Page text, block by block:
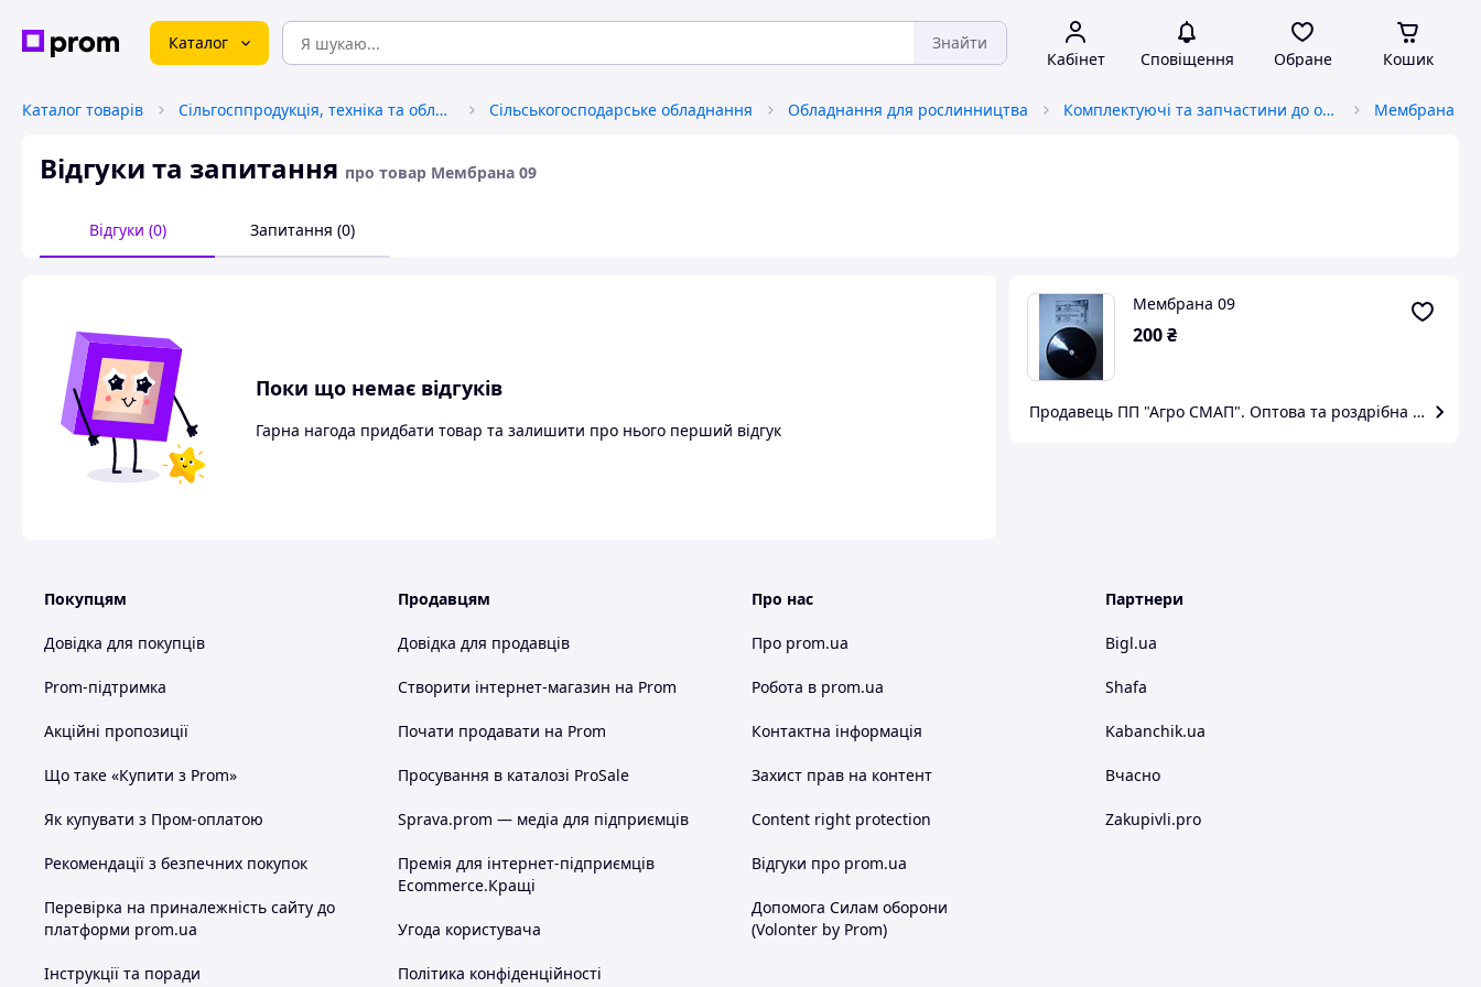
Каталог Знайти
Кабінет Сповіщення Обране Кошик
Каталог товарів Сільгосппродукція, техніка та обладнання Сільськогосподарське обладнання Обладнання для рослинництва Комплектуючі та запчастини до обприскувачів Мембрана 09
Відгуки та запитання про товар Мембрана 09
Відгуки (0) Запитання (0)
Поки що немає відгуків
Гарна нагода придбати товар та залишити про нього перший відгук
Мембрана 09
200₴
Продавець ПП "Агро СМАП". Оптова та роздрібна торгівля
Покупцям
Довідка для покупців
Prom-підтримка
Акційні пропозиції
Що таке «Купити з Prom»
Як купувати з Пром-оплатою
Рекомендації з безпечних покупок
Перевірка на приналежність сайту до
платформи prom.ua
Інструкції та поради
Продавцям
Довідка для продавців
Створити інтернет-магазин на Prom
Почати продавати на Prom
Просування в каталозі ProSale
Sprava.prom — медіа для підприємців
Премія для інтернет-підприємців
Ecommerce.Кращі
Угода користувача
Політика конфіденційності
Про нас
Про prom.ua
Робота в prom.ua
Контактна інформація
Захист прав на контент
Content right protection
Відгуки про prom.ua
Допомога Силам оборони
(Volonter by Prom)
Партнери
Bigl.ua
Shafa
Kabanchik.ua
Вчасно
Zakupivli.pro